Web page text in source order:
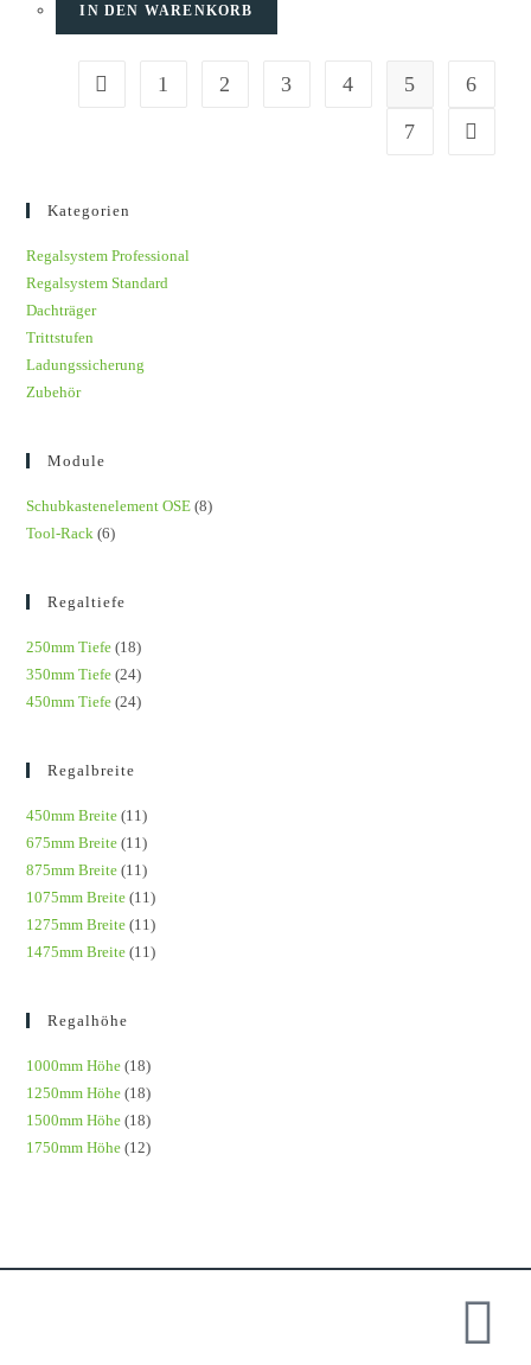
IN DEN WARENKORB
1 2 3 4 5
6
7
Kategorien
Regalsystem Professional
Regalsystem Standard
Dachträger
Trittstufen
Ladungssicherung
Zubehör
Module
Schubkastenelement OSE (8)
Tool-Rack (6)
Regaltiefe
250mm Tiefe (18)
350mm Tiefe (24)
450mm Tiefe (24)
Regalbreite
450mm Breite (11)
675mm Breite (11)
875mm Breite (11)
1075mm Breite (11)
1275mm Breite (11)
1475mm Breite (11)
Regalhöhe
1000mm Höhe (18)
1250mm Höhe (18)
1500mm Höhe (18)
1750mm Höhe (12)